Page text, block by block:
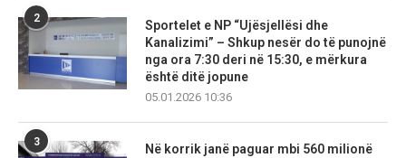
2
Sportelet e NP “Ujësjellësi dhe
Kanalizimi” – Shkup nesër do të punojnë
nga ora 7:30 deri në 15:30, e mërkura
është ditë jopune
05.01.2026 10:36
3
Në korrik janë paguar mbi 560 milionë